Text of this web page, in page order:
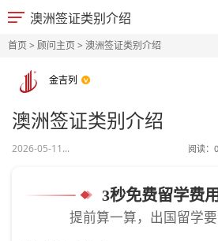
澳洲签证类别介绍
首页> 顾问主页> 澳洲签证类别介绍
金吉列
澳洲签证类别介绍
2026-05-11... 阅读： 0
3秒免费留学费
提前算一算，出国留学要